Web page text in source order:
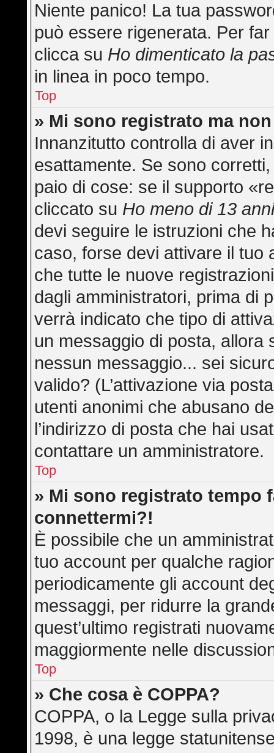
Niente panico! La tua
può essere rigenerata. Per
clicca su Ho dimenticato la
in linea in poco tempo.
Top
» Mi sono registrato ma
Innanzitutto controlla di aver
esattamente. Se sono
paio di cose: se il supporto
cliccato su Ho meno di 13
devi seguire le istruzioni che
caso, forse devi attivare il tuo
che tutte le nuove
dagli amministratori, prima di
verrà indicato che tipo di
un messaggio di posta, allora
nessun messaggio... sei
valido? (L’attivazione via
utenti anonimi che abusano
l’indirizzo di posta che hai
contattare un amministratore.
Top
» Mi sono registrato tempo
connettermi?!
È possibile che un
tuo account per qualche
periodicamente gli account
messaggi, per ridurre la
quest’ultimo registrati
maggiormente nelle
Top
» Che cosa è COPPA?
COPPA, o la Legge sulla
1998, è una legge